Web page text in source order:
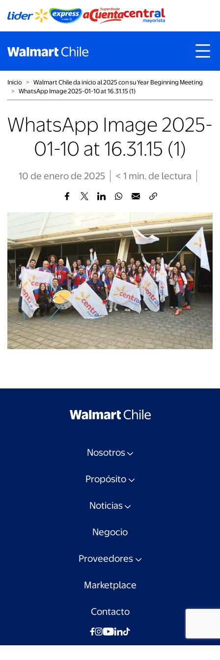
Inicio ˃ Walmart Chile da inicio al 2025 con su Year Beginning Meeting
˃ WhatsApp Image 2025-01-10 at 16.31.15 (1)
WhatsApp Image 2025-
01-10 at 16.31.15 (1)
10 de enero de 2025 < 1 min. de lectura
Nosotros
Propósito
Noticias
Negocio
Proveedores
Marketplace
Contacto